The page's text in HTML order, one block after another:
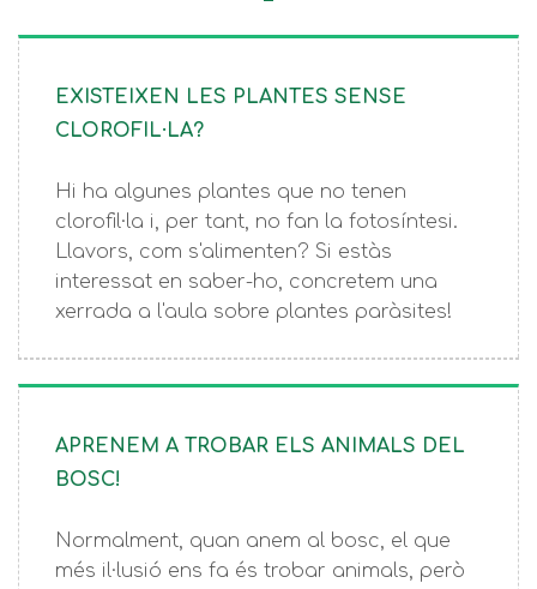
EXISTEIXEN LES PLANTES SENSE
CLOROFIL·LA?
Hi ha algunes plantes que no tenen
clorofil·la i, per tant, no fan la fotosíntesi.
Llavors, com s'alimenten? Si estàs
interessat en saber-ho, concretem una
xerrada a l'aula sobre plantes paràsites!
APRENEM A TROBAR ELS ANIMALS DEL
BOSC!
Normalment, quan anem al bosc, el que
més il·lusió ens fa és trobar animals, però